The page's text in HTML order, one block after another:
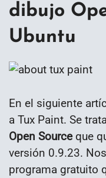
dibujo
Ubuntu
En el siguiente
a Tux Paint. Se
Open Sourceque
versión 0.9.23.
programa gratuito